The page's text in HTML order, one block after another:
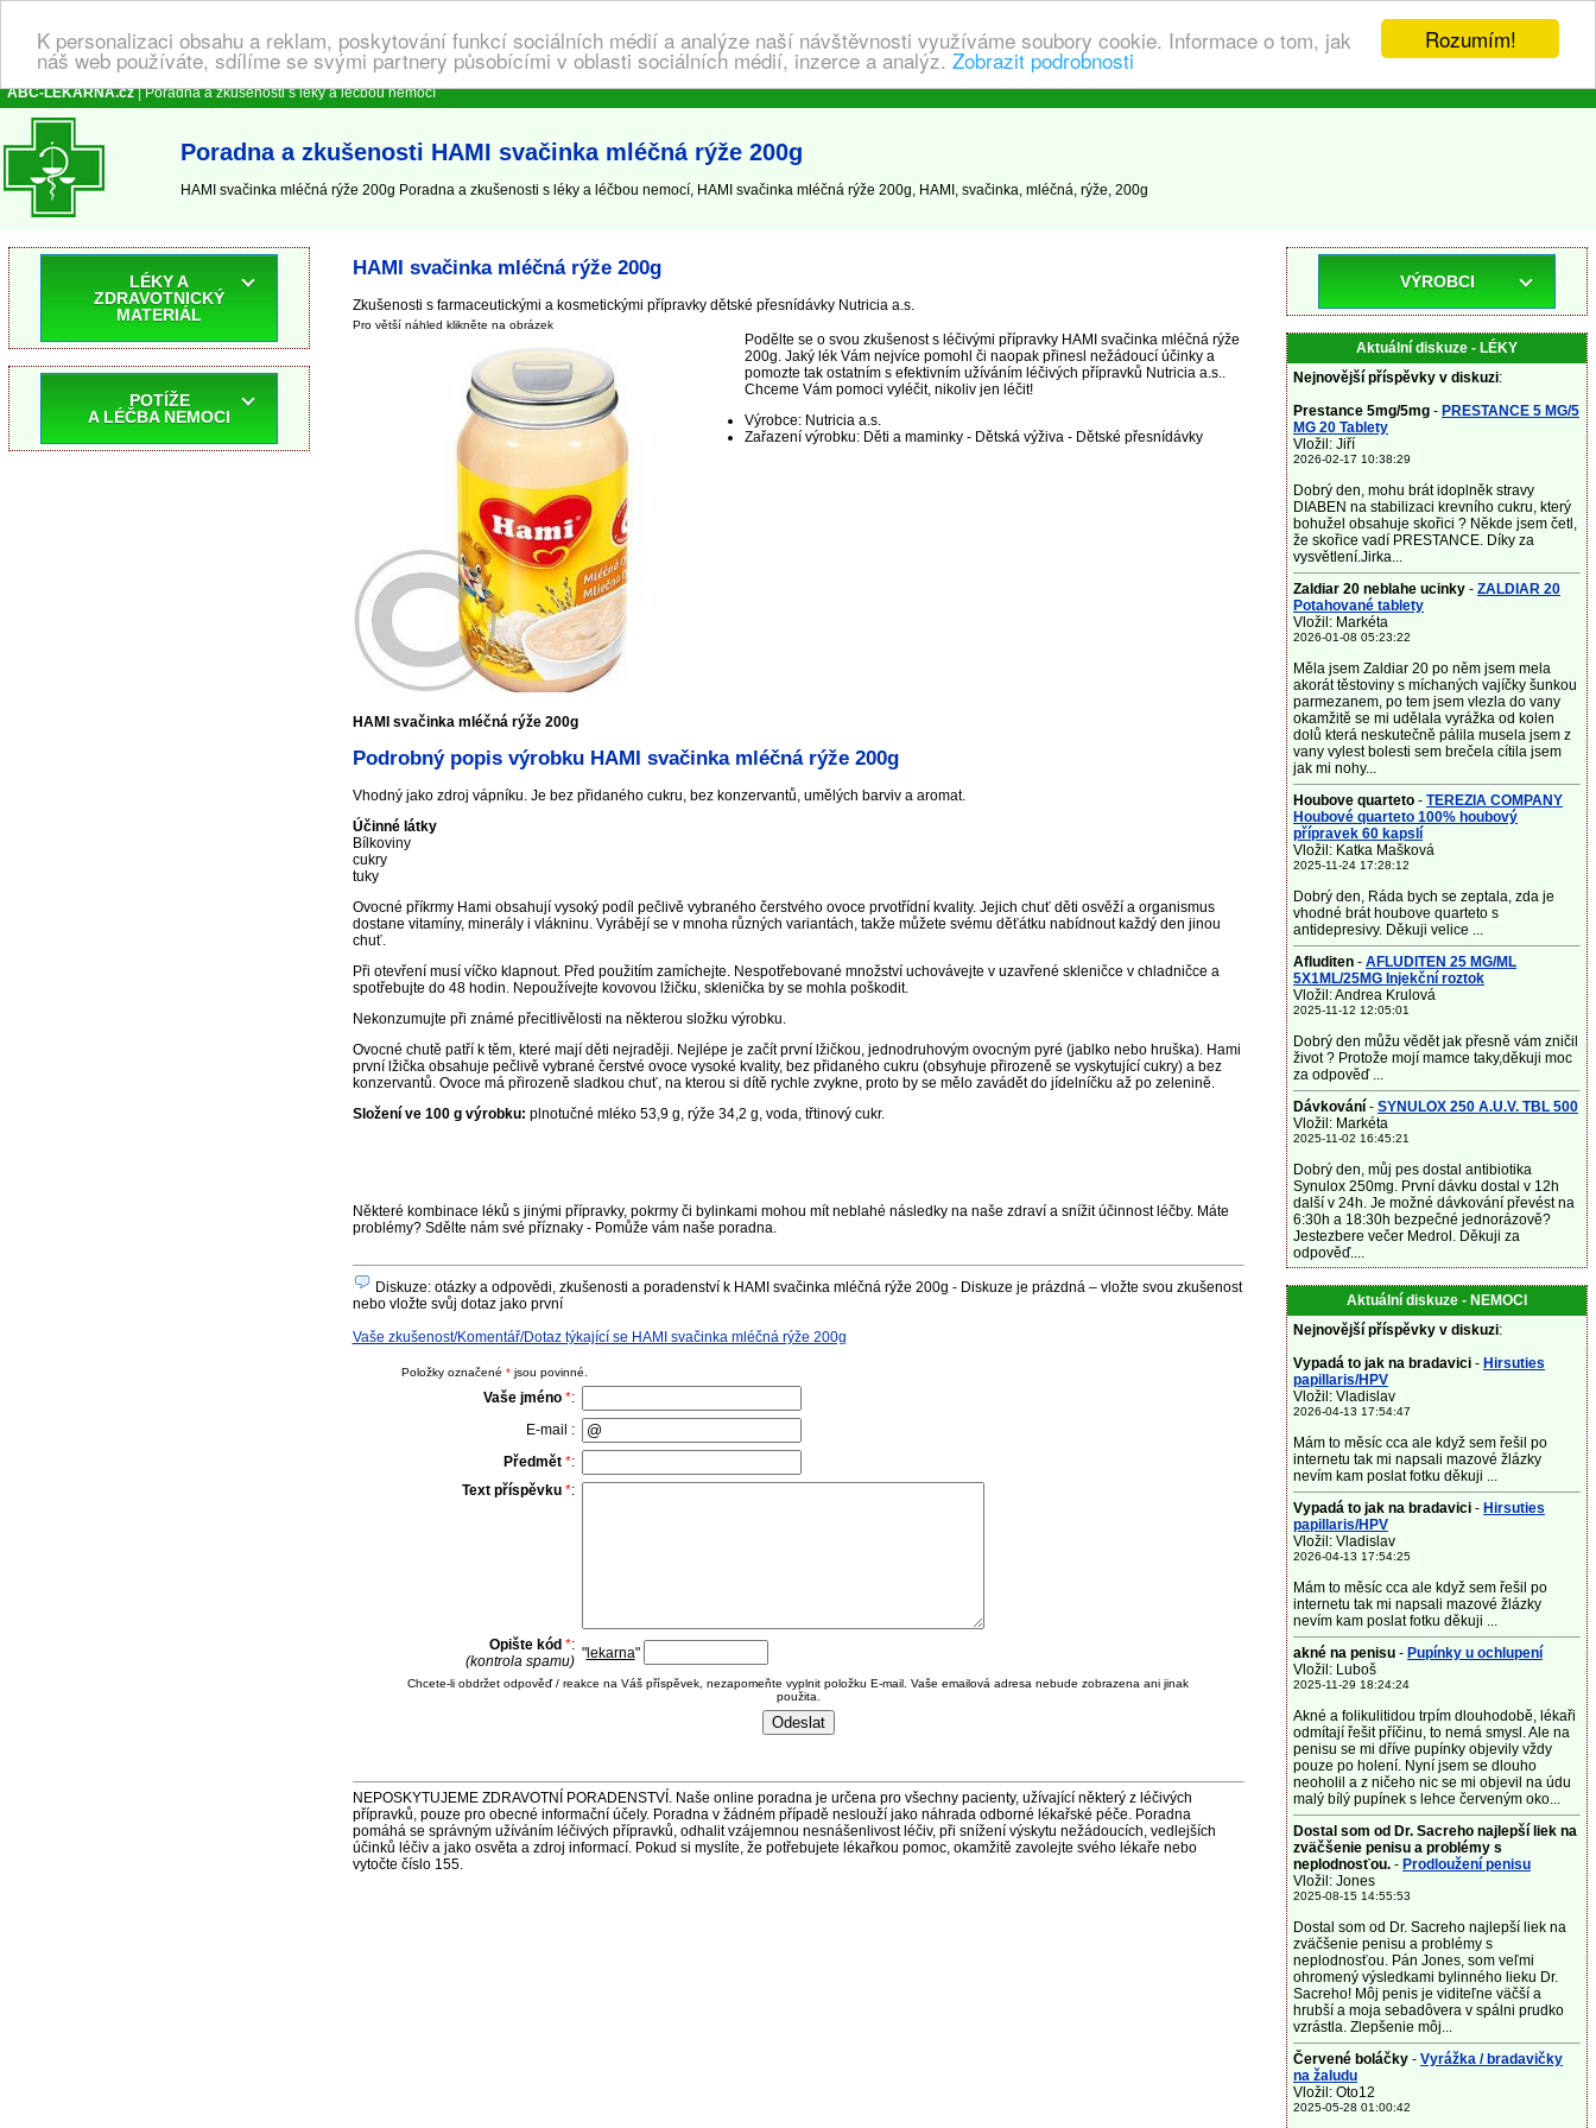
Rozumím!
K personalizaci obsahu a reklam, poskytování funkcí sociálních médií a analýze naší návštěvnosti využíváme soubory cookie. Informace o tom, jak
náš web používáte, sdílíme se svými partnery působícími v oblasti sociálních médií, inzerce a analýz. Zobrazit podrobnosti
ABC-LEKARNA.cz| Poradna a zkušenosti s léky a léčbou nemocí
Poradna a zkušenosti HAMI svačinka mléčná rýže 200g
HAMI svačinka mléčná rýže 200g Poradna a zkušenosti s léky a léčbou nemocí, HAMI svačinka mléčná rýže 200g, HAMI, svačinka, mléčná, rýže, 200g
HAMI svačinka mléčná rýže 200g
Zkušenosti s farmaceutickými a kosmetickými přípravky dětské přesnídávky Nutricia a.s.
Pro větší náhled klikněte na obrázek
Podělte se o svou zkušenost s léčivými přípravky HAMI svačinka mléčná rýže
200g. Jaký lék Vám nejvíce pomohl či naopak přinesl nežádoucí účinky a
pomozte tak ostatním s efektivním užíváním léčivých přípravků Nutricia a.s..
Chceme Vám pomoci vyléčit, nikoliv jen léčit!
Výrobce: Nutricia a.s.
Zařazení výrobku: Děti a maminky - Dětská výživa - Dětské přesnídávky
HAMI svačinka mléčná rýže 200g
Podrobný popis výrobku HAMI svačinka mléčná rýže 200g
Vhodný jako zdroj vápníku. Je bez přidaného cukru, bez konzervantů, umělých barviv a aromat.
Účinné látky
Bílkoviny
cukry
tuky
Ovocné příkrmy Hami obsahují vysoký podíl pečlivě vybraného čerstvého ovoce prvotřídní kvality. Jejich chuť děti osvěží a organismus
dostane vitamíny, minerály i vlákninu. Vyrábějí se v mnoha různých variantách, takže můžete svému děťátku nabídnout každý den jinou
chuť.
Při otevření musí víčko klapnout. Před použitím zamíchejte. Nespotřebované množství uchovávejte v uzavřené skleničce v chladničce a
spotřebujte do 48 hodin. Nepoužívejte kovovou lžičku, sklenička by se mohla poškodit.
Nekonzumujte při známé přecitlivělosti na některou složku výrobku.
Ovocné chutě patří k těm, které mají děti nejraději. Nejlépe je začít první lžičkou, jednodruhovým ovocným pyré (jablko nebo hruška). Hami
první lžička obsahuje pečlivě vybrané čerstvé ovoce vysoké kvality, bez přidaného cukru (obsyhuje přirozeně se vyskytující cukry) a bez
konzervantů. Ovoce má přirozeně sladkou chuť, na kterou si dítě rychle zvykne, proto by se mělo zavádět do jídelníčku až po zelenině.
Složení ve 100 g výrobku: plnotučné mléko 53,9 g, rýže 34,2 g, voda, třtinový cukr.
Některé kombinace léků s jinými přípravky, pokrmy či bylinkami mohou mít neblahé následky na naše zdraví a snížit účinnost léčby. Máte
problémy? Sdělte nám své příznaky - Pomůže vám naše poradna.
Diskuze: otázky a odpovědi, zkušenosti a poradenství k HAMI svačinka mléčná rýže 200g - Diskuze je prázdná – vložte svou zkušenost
nebo vložte svůj dotaz jako první
Vaše zkušenost/Komentář/Dotaz týkající se HAMI svačinka mléčná rýže 200g
Položky označené *jsou povinné.
Vaše jméno *:
E-mail :
Předmět *:
Text příspěvku *:
Opište kód *:
(kontrola spamu) "lekarna"
Chcete-li obdržet odpověď / reakce na Váš příspěvek, nezapomeňte vyplnit položku E-mail. Vaše emailová adresa nebude zobrazena ani jinak
použita.
NEPOSKYTUJEME ZDRAVOTNÍ PORADENSTVÍ. Naše online poradna je určena pro všechny pacienty, užívající některý z léčivých
přípravků, pouze pro obecné informační účely. Poradna v žádném případě neslouží jako náhrada odborné lékařské péče. Poradna
pomáhá se správným užíváním léčivých přípravků, odhalit vzájemnou nesnášenlivost léčiv, při snížení výskytu nežádoucích, vedlejších
účinků léčiv a jako osvěta a zdroj informací. Pokud si myslíte, že potřebujete lékařkou pomoc, okamžitě zavolejte svého lékaře nebo
vytočte číslo 155.
LÉKY A
ZDRAVOTNICKÝ
MATERIÁL
POTÍŽE
A LÉČBA NEMOCI
VÝROBCI
Aktuální diskuze - LÉKY
Nejnovější příspěvky v diskuzi:
Prestance 5mg/5mg - PRESTANCE 5 MG/5
MG 20 Tablety
Vložil: Jiří
2026-02-17 10:38:29
Dobrý den, mohu brát idoplněk stravy
DIABEN na stabilizaci krevního cukru, který
bohužel obsahuje skořici ? Někde jsem četl,
že skořice vadí PRESTANCE. Díky za
vysvětlení.Jirka...
Zaldiar 20 neblahe ucinky - ZALDIAR 20
Potahované tablety
Vložil: Markéta
2026-01-08 05:23:22
Měla jsem Zaldiar 20 po něm jsem mela
akorát těstoviny s míchaných vajíčky šunkou
parmezanem, po tem jsem vlezla do vany
okamžitě se mi udělala vyrážka od kolen
dolů která neskutečně pálila musela jsem z
vany vylest bolesti sem brečela cítila jsem
jak mi nohy...
Houbove quarteto - TEREZIA COMPANY
Houbové quarteto 100% houbový
přípravek 60 kapslí
Vložil: Katka Mašková
2025-11-24 17:28:12
Dobrý den, Ráda bych se zeptala, zda je
vhodné brát houbove quarteto s
antidepresivy. Děkuji velice ...
Afluditen - AFLUDITEN 25 MG/ML
5X1ML/25MG Injekční roztok
Vložil: Andrea Krulová
2025-11-12 12:05:01
Dobrý den můžu vědět jak přesně vám zničil
život ? Protože mojí mamce taky,děkuji moc
za odpověď ...
Dávkování - SYNULOX 250 A.U.V. TBL 500
Vložil: Markéta
2025-11-02 16:45:21
Dobrý den, můj pes dostal antibiotika
Synulox 250mg. První dávku dostal v 12h
další v 24h. Je možné dávkování převést na
6:30h a 18:30h bezpečné jednorázově?
Jestezbere večer Medrol. Děkuji za
odpověď....
Aktuální diskuze - NEMOCI
Nejnovější příspěvky v diskuzi:
Vypadá to jak na bradavici - Hirsuties
papillaris/HPV
Vložil: Vladislav
2026-04-13 17:54:47
Mám to měsíc cca ale když sem řešil po
internetu tak mi napsali mazové žlázky
nevím kam poslat fotku děkuji ...
Vypadá to jak na bradavici - Hirsuties
papillaris/HPV
Vložil: Vladislav
2026-04-13 17:54:25
Mám to měsíc cca ale když sem řešil po
internetu tak mi napsali mazové žlázky
nevím kam poslat fotku děkuji ...
akné na penisu - Pupínky u ochlupení
Vložil: Luboš
2025-11-29 18:24:24
Akné a folikulitidou trpím dlouhodobě, lékaři
odmítají řešit příčinu, to nemá smysl. Ale na
penisu se mi dříve pupínky objevily vždy
pouze po holení. Nyní jsem se dlouho
neoholil a z ničeho nic se mi objevil na údu
malý bílý pupínek s lehce červeným oko...
Dostal som od Dr. Sacreho najlepší liek na
zväčšenie penisu a problémy s
neplodnosťou. - Prodloužení penisu
Vložil: Jones
2025-08-15 14:55:53
Dostal som od Dr. Sacreho najlepší liek na
zväčšenie penisu a problémy s
neplodnosťou. Pán Jones, som veľmi
ohromený výsledkami bylinného lieku Dr.
Sacreho! Môj penis je viditeľne väčší a
hrubší a moja sebadôvera v spálni prudko
vzrástla. Zlepšenie môj...
Červené boláčky - Vyrážka / bradavičky
na žaludu
Vložil: Oto12
2025-05-28 01:00:42